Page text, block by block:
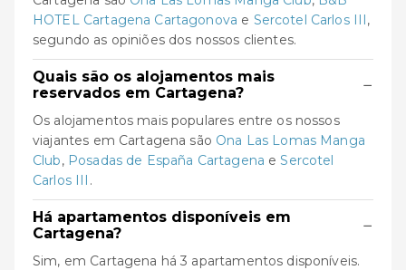
HOTEL Cartagena Cartagonova e Sercotel Carlos III,
segundo as opiniões dos nossos clientes.
Quais são os alojamentos mais
reservados em Cartagena?
−
Os alojamentos mais populares entre os nossos
viajantes em Cartagena são Ona Las Lomas Manga
Club, Posadas de España Cartagena eSercotel
Carlos III .
Há apartamentos disponíveis em
Cartagena?
−
Sim, em Cartagena há 3 apartamentos disponíveis.